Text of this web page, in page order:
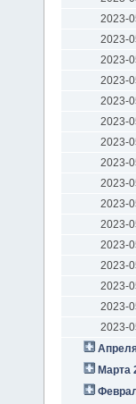
2023-
2023-
2023-
2023-
2023-
2023-
2023-
2023-
2023-
2023-
2023-
2023-
2023-
2023-
2023-
2023-
Марта